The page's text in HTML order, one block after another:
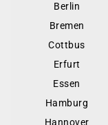
Berlin
Bremen
Cottbus
Erfurt
Essen
Hamburg
Hannover